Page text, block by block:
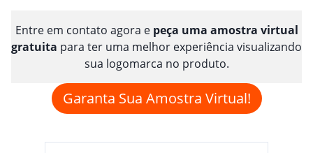
Entre em contato agora e peça uma amostra virtual
gratuita para ter uma melhor experiência visualizando
sua logomarca no produto.
Garanta Sua Amostra Virtual!